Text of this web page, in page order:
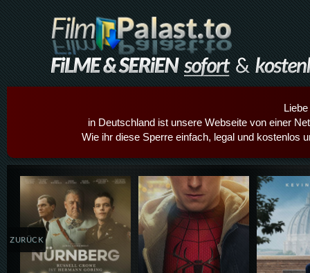
in Deutschland ist unsere Webseite von einer
Wie ihr diese Sperre einfach, legal und kostenlos
Details,Play Details,Play
ZURÜCK